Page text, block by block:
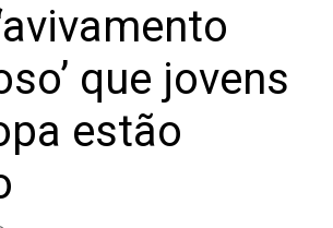
que jovens
estão